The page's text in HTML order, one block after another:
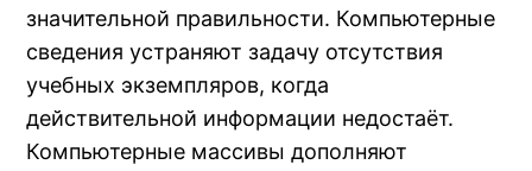
значительной правильности. Компьютерные
сведения устраняют задачу отсутствия
учебных экземпляров, когда
действительной информации недостаёт.
Компьютерные массивы дополняют